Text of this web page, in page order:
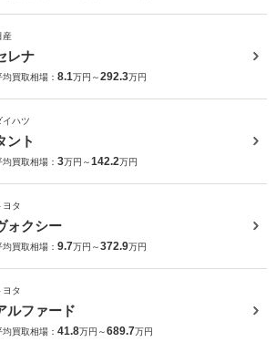
産
レナ
均買取相場： 8.1万円～292.3万円
イハツ
ント
均買取相場： 3万円～142.2万円
ヨタ
ォクシー
均買取相場： 9.7万円～372.9万円
ヨタ
ルファード
均買取相場： 41.8万円～689.7万円